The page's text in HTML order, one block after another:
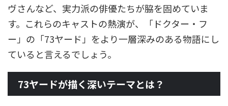
ヴさんなど、実力派の俳優たちが脇を固めていま
す。これらのキャストの熱演が、「ドクター・フ
ー」の「73ヤード」をより一層深みのある物語にし
ていると言えるでしょう。
73ヤードが描く深いテーマとは？